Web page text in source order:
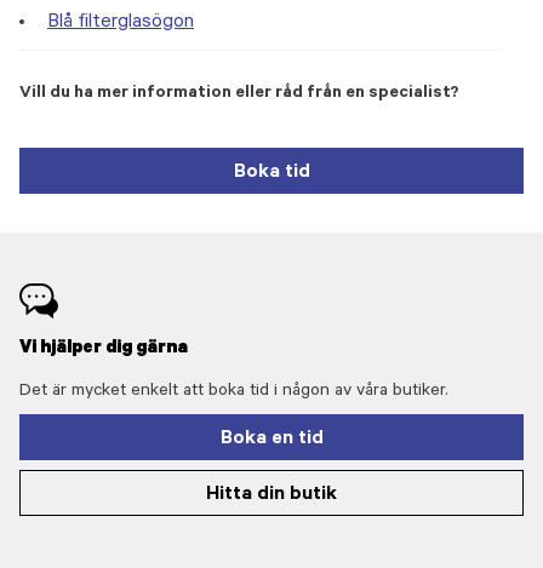
Blå filterglasögon
Vill du ha mer information eller råd från en specialist?
Boka tid
Vi hjälper dig gärna
Det är mycket enkelt att boka tid i någon av våra butiker.
Boka en tid
Hitta din butik